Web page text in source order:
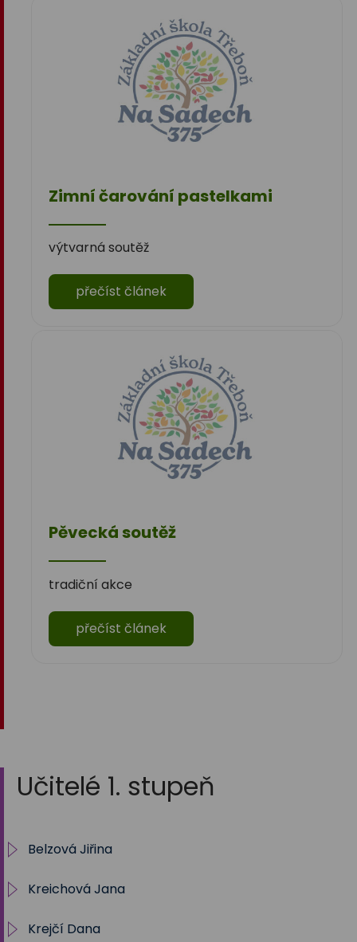
Zimní čarování pastelkami
výtvarná soutěž
přečíst článek
Pěvecká soutěž
tradiční akce
přečíst článek
Učitelé 1. stupeň
Belzová Jiřina
1.A 2025/2026
Kreichová Jana
2025/2026 - 5. B
Krejčí Dana